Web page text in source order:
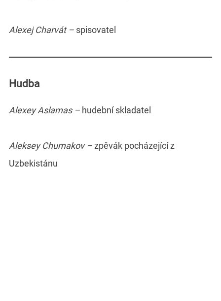
Alexej Charvát – spisovatel
Hudba
Alexey Aslamas – hudební skladatel
Aleksey Chumakov –zpěvák pocházející z
Uzbekistánu